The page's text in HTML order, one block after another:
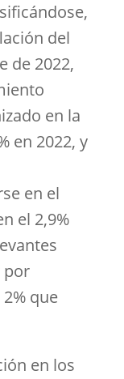
del
de 2022,
en la
en 2022, y
en el
el 2,9%
por
que
en los